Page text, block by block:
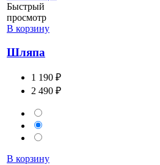
Быстрый
просмотр
В корзину
Шляпа
1 190 ₽
2 490 ₽
В корзину